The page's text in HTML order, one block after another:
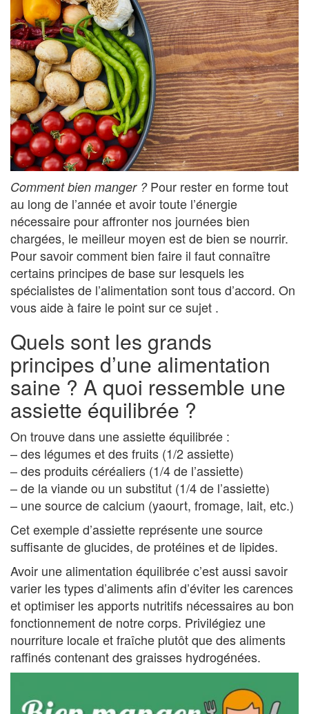
Comment bien manger ?Pour rester en forme tout
au long de l’année et avoir toute l’énergie
nécessaire pour affronter nos journées bien
chargées, le meilleur moyen est de bien se nourrir.
Pour savoir comment bien faire il faut connaître
certains principes de base sur lesquels les
spécialistes de l’alimentation sont tous d’accord. On
vous aide à faire le point sur ce sujet .
Quels sont les grands
principes d’une alimentation
saine ? A quoi ressemble une
assiette équilibrée ?
On trouve dans une assiette équilibrée :
– des légumes et des fruits (1/2 assiette)
– des produits céréaliers (1/4 de l’assiette)
– de la viande ou un substitut (1/4 de l’assiette)
– une source de calcium (yaourt, fromage, lait, etc.)
Cet exemple d’assiette représente une source
suffisante de glucides, de protéines et de lipides.
Avoir une alimentation équilibrée c’est aussi savoir
varier les types d’aliments afin d’éviter les carences
et optimiser les apports nutritifs nécessaires au bon
fonctionnement de notre corps. Privilégiez une
nourriture locale et fraîche plutôt que des aliments
raffinés contenant des graisses hydrogénées.